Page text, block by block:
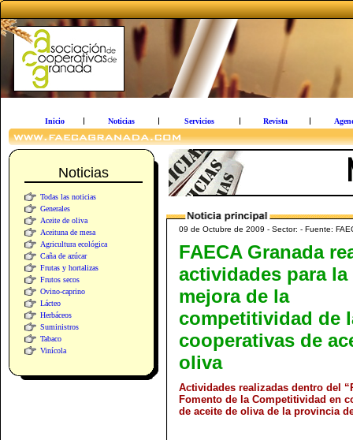
Inicio Noticias Servicios Revista
Noticias
Todas las noticias
Generales
Aceite de oliva
Aceituna de mesa
Agricultura ecológica
Caña de azúcar
Frutas y hortalizas
Frutos secos
Ovino-caprino
Lácteo
Herbáceos
Suministros
Tabaco
Vinícola
09 de Octubre de 2009 - Sector: - Fuente:
FAECA Granada
actividades para la
mejora de la
competitividad de
cooperativas de
oliva
Actividades realizadas dentro del
Fomento de la Competitividad en
de aceite de oliva de la provincia